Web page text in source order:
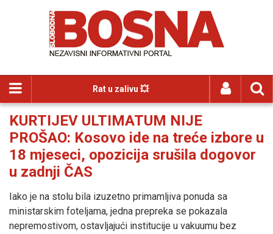
Rat u zalivu 💥
KURTIJEV ULTIMATUM NIJE
PROŠAO: Kosovo ide na treće izbore u
18 mjeseci, opozicija srušila dogovor
u zadnji ČAS
Iako je na stolu bila izuzetno primamljiva ponuda sa
ministarskim foteljama, jedna prepreka se pokazala
nepremostivom, ostavljajući institucije u vakuumu bez